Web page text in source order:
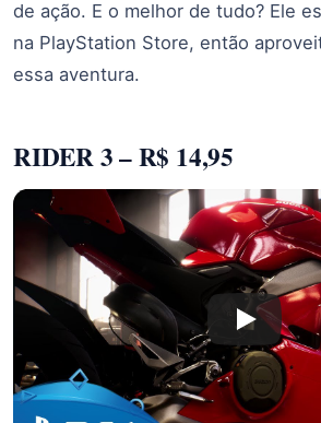
de ação. E o melhor de tudo? Ele
na PlayStation Store, então
essa aventura.
RIDER 3 – R$ 14,95